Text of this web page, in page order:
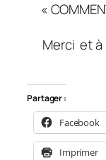
«
Merci et
Partager :
Facebook
Imprimer